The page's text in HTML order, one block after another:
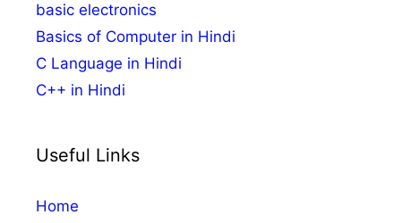
basic electronics
Basics of Computer in Hindi
C Language in Hindi
C++ in Hindi
Useful Links
Home